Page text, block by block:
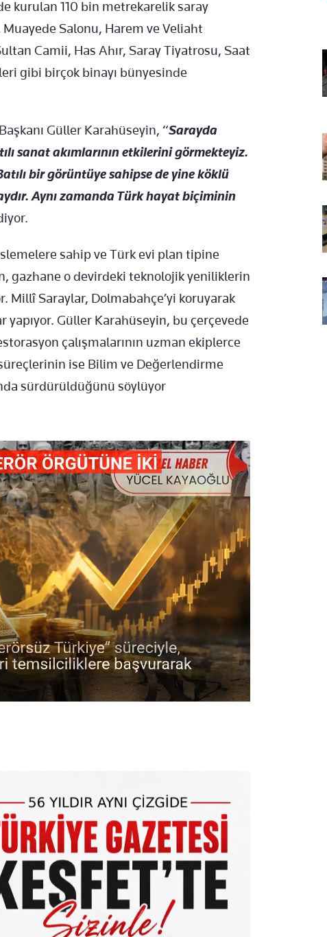
kurulan 110 bin metrekarelik saray
Salonu, Harem ve Veliaht
Camii, Has Ahır, Saray Tiyatrosu, Saat
gibi birçok binayı bünyesinde
Güller Karahüseyin, “Sarayda
sanat akımlarının etkilerini görmekteyiz.
bir görüntüye sahipse de yine köklü
Aynı zamanda Türk hayat biçiminin
sahip ve Türk evi plan tipine
gazhane o devirdeki teknolojik yeniliklerin
Millî Saraylar, Dolmabahçe’yi koruyarak
Güller Karahüseyin, bu çerçevede
çalışmalarının uzman ekiplerce
ise Bilim ve Değerlendirme
sürdürüldüğünü söylüyor